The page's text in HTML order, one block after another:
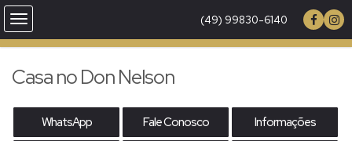
(49) 99830-6140
Casa no Don Nelson
WhatsApp Fale Conosco Informações